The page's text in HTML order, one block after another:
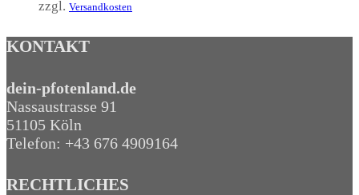
zzgl. Versandkosten
KONTAKT
dein-pfotenland.de
Nassaustrasse 91
51105 Köln
Telefon: +43 676 4909164‬
RECHTLICHES